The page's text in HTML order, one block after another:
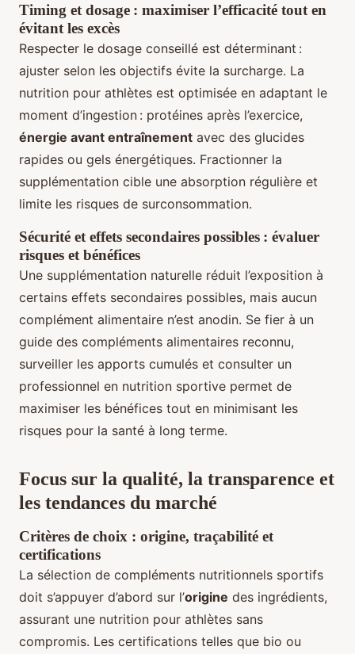
Timing et dosage : maximiser l’efficacité tout en
évitant les excès
Respecter le dosage conseillé est déterminant :
ajuster selon les objectifs évite la surcharge. La
nutrition pour athlètes est optimisée en adaptant le
moment d’ingestion : protéines après l’exercice,
énergie avant entraînement avec des glucides
rapides ou gels énergétiques. Fractionner la
supplémentation cible une absorption régulière et
limite les risques de surconsommation.
Sécurité et effets secondaires possibles : évaluer
risques et bénéfices
Une supplémentation naturelle réduit l’exposition à
certains effets secondaires possibles, mais aucun
complément alimentaire n’est anodin. Se fier à un
guide des compléments alimentaires reconnu,
surveiller les apports cumulés et consulter un
professionnel en nutrition sportive permet de
maximiser les bénéfices tout en minimisant les
risques pour la santé à long terme.
Focus sur la qualité, la transparence et
les tendances du marché
Critères de choix : origine, traçabilité et
certifications
La sélection de compléments nutritionnels sportifs
doit s’appuyer d’abord sur l’origine des ingrédients,
assurant une nutrition pour athlètes sans
compromis. Les certifications telles que bio ou